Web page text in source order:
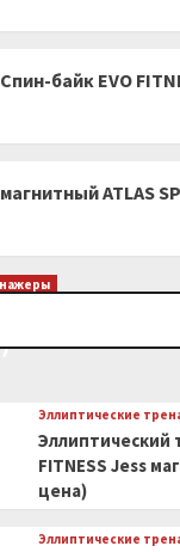
байк EVO
ATLAS
тренажер EVO
Эллиптические
Эллиптический
FITNESS Jess
цена)
Эллиптические